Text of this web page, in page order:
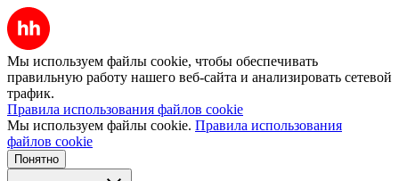
Мы используем файлы cookie, чтобы обеспечивать
правильную работу нашего веб-сайта и анализировать сетевой
трафик.
Правила использования файлов cookie
Мы используем файлы cookie. Правила использования
файлов cookie
Понятно